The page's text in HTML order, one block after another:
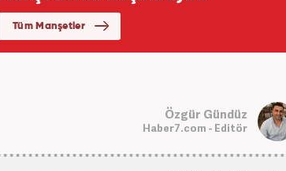
Özgür Gündüz
Haber7.com - Editör